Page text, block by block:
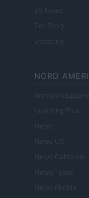
ES Newz
Pet Story
Encocina
NORD
Womanmagazine
Investing Plus
Newz
Newz US
Newz California
Newz Texas
Newz Florida